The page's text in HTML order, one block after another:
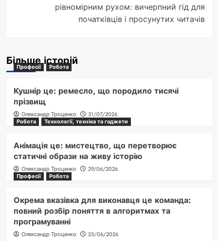
рівномірним рухом: вичерпний гід для
початківців і просунутих читачів
Більше історій
Професії Робота
Кушнір це: ремесло, що породило тисячі
прізвищ
Олександр Троценко
31/07/2026
Робота
Технології, техніка та гаджети
Анімація це: мистецтво, що перетворює
статичні образи на живу історію
Олександр Троценко
29/06/2026
Професії
Робота
Окрема вказівка для виконавця це команда:
повний розбір поняття в алгоритмах та
програмуванні
Олександр Троценко 25/06/2026